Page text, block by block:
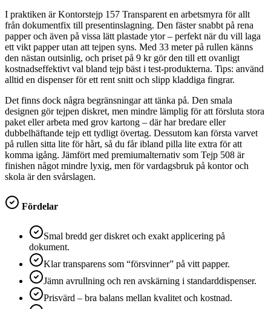
I praktiken är Kontorstejp 157 Transparent en arbetsmyra för allt
från dokumentfix till presentinslagning. Den fäster snabbt på rena
papper och även på vissa lätt plastade ytor – perfekt när du vill laga
ett vikt papper utan att tejpen syns. Med 33 meter på rullen känns
den nästan outsinlig, och priset på 9 kr gör den till ett ovanligt
kostnadseffektivt val bland tejp bäst i test-produkterna. Tips: använd
alltid en dispenser för ett rent snitt och slipp kladdiga fingrar.
Det finns dock några begränsningar att tänka på. Den smala
designen gör tejpen diskret, men mindre lämplig för att försluta stora
paket eller arbeta med grov kartong – där har bredare eller
dubbelhäftande tejp ett tydligt övertag. Dessutom kan första varvet
på rullen sitta lite för hårt, så du får ibland pilla lite extra för att
komma igång. Jämfört med premiumalternativ som Tejp 508 är
finishen något mindre lyxig, men för vardagsbruk på kontor och
skola är den svårslagen.
Fördelar
Smal bredd ger diskret och exakt applicering på
dokument.
Klar transparens som “försvinner” på vitt papper.
Jämn avrullning och ren avskärning i standarddispenser.
Prisvärd – bra balans mellan kvalitet och kostnad.